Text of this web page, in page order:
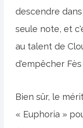
descendre
seule note, et
au talent de
d'empêcher
Bien sûr, le
« Euphoria »